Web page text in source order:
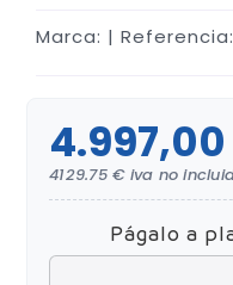
Marca: |
4129.75 € iva no
Págalo a